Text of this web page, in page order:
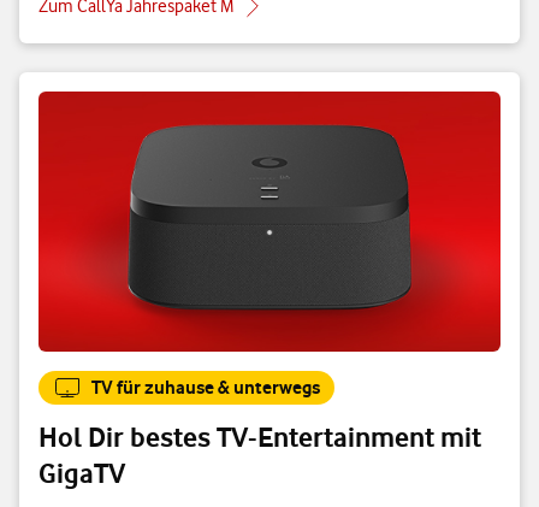
Zum CallYa Jahrespaket M
TV für zuhause & unterwegs
Hol Dir bestes TV-Entertainment mit
GigaTV